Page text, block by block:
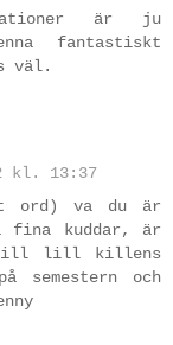
är ju
fantastiskt
väl.
kl. 13:37
ord) va du är
fina kuddar, är
till lill killens
semestern och